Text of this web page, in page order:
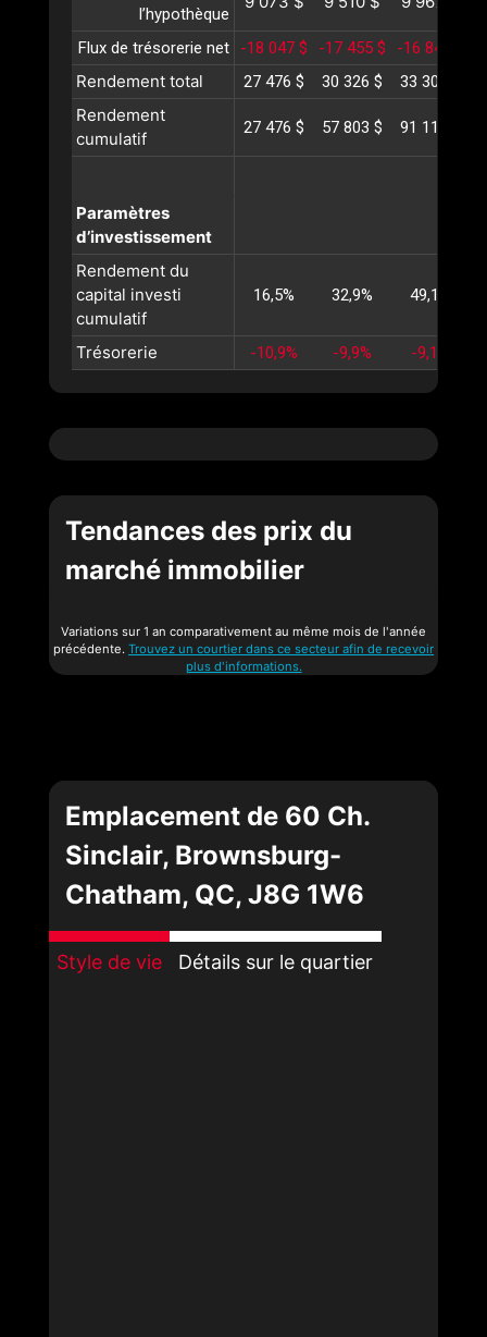
l’hypothèque
Flux de trésorerie net -18 047 $ -17 455 $ -16 844 $
Rendement total 27 476 $ 30 326 $ 33 308 $
Rendement
cumulatif
27 476 $ 57 803 $ 91 111 $
Paramètres
d’investissement
Rendement du
capital investi
cumulatif
16,5% 32,9% 49,1%
Trésorerie -10,9% -9,9% -9,1%
Tendances des prix du
marché immobilier
Variations sur 1 an comparativement au même mois de l'année
précédente. Trouvez un courtier dans ce secteur afin de recevoir
plus d'informations.
Emplacement de 60 Ch.
Sinclair, Brownsburg-
Chatham, QC, J8G 1W6
Style de vie Détails sur le quartier